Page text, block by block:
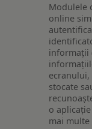
Modulele
online
informații
stocate
o
mai